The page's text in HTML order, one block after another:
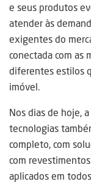
e seus produtos
atender às
exigentes do
conectada com as
diferentes estilos
imóvel.
Nos dias de hoje,
tecnologias
completo, com
com
aplicados em